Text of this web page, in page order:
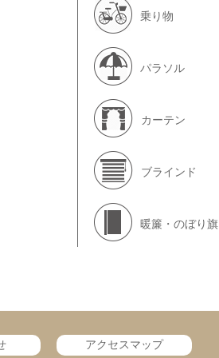
乗り物
パラソル
カーテン
ブラインド
暖簾・のぼり旗
アクセスマップ